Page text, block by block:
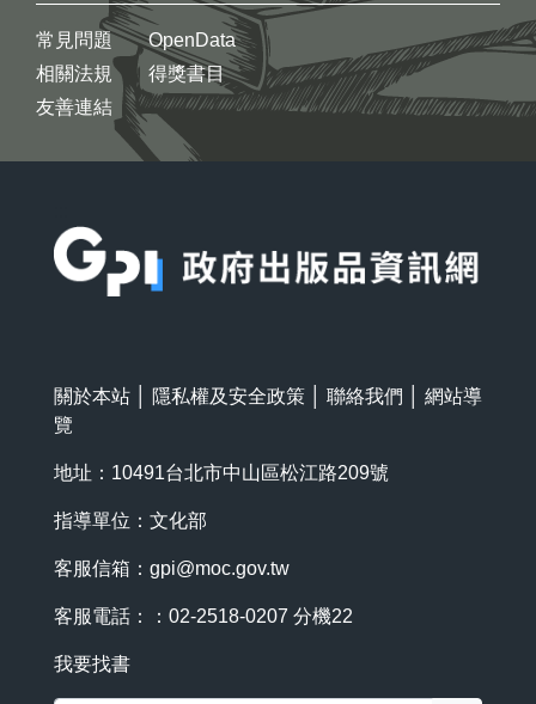
常見問題
相關法規
友善連結
OpenData
得獎書目
關於本站 隱私權及安全政策 聯絡我們
網站導
覽
地址：10491台北市中山區松江路209號
指導單位：文化部
客服信箱： gpi@moc.gov.tw
客服電話：：02-2518-0207 分機22
我要找書